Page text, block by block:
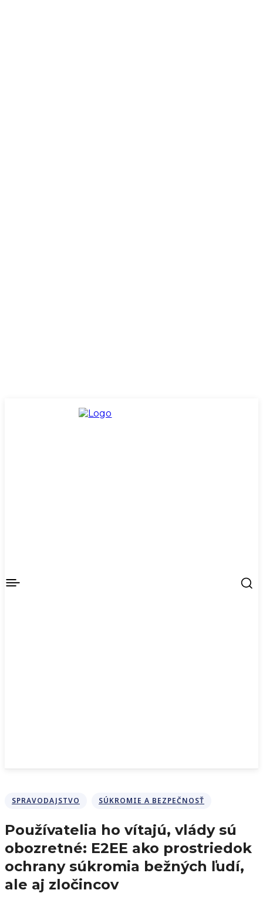
SPRAVODAJSTVO SÚKROMIE A BEZPEČNOSŤ
Používatelia ho vítajú, vlády sú
obozretné: E2EE ako prostriedok
ochrany súkromia bežných ľudí,
ale aj zločincov